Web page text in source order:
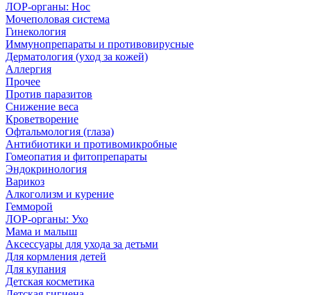
ЛОР-органы: Нос
Мочеполовая система
Гинекология
Иммунопрепараты и противовирусные
Дерматология (уход за кожей)
Аллергия
Прочее
Против паразитов
Снижение веса
Кроветворение
Офтальмология (глаза)
Антибиотики и противомикробные
Гомеопатия и фитопрепараты
Эндокринология
Варикоз
Алкоголизм и курение
Гемморой
ЛОР-органы: Ухо
Мама и малыш
Аксессуары для ухода за детьми
Для кормления детей
Для купания
Детская косметика